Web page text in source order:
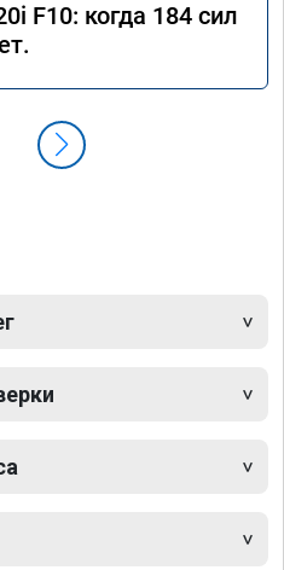
F10: когда 184 сил